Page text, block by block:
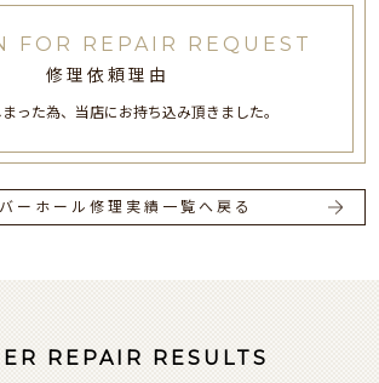
FOR REPAIR REQUEST
修理依頼理由
った為、当店にお持ち込み頂きました。
ーホール修理実績一覧へ戻る
REPAIR RESULTS